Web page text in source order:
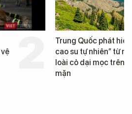
Trung Quốc phát hiện
cao su tự nhiên” từ
loài cỏ dại mọc trên
mặn